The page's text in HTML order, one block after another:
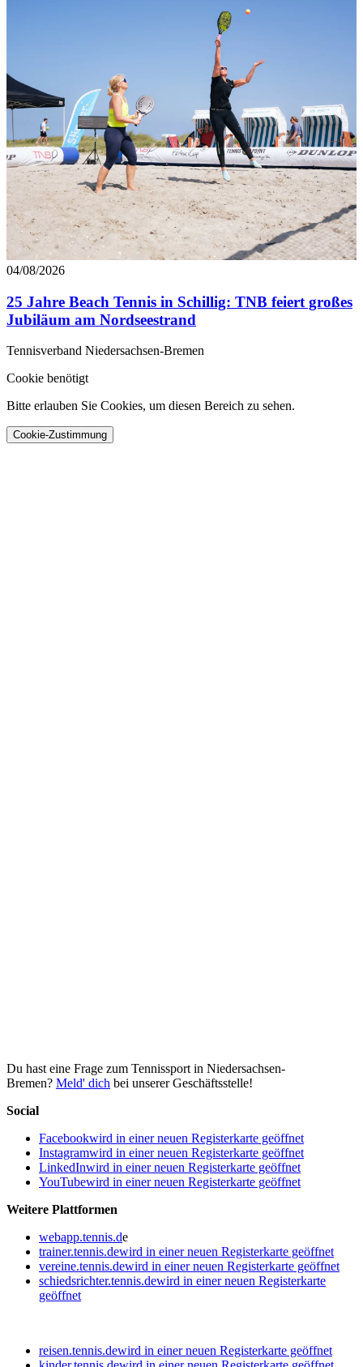
04/08/2026
25 Jahre Beach Tennis in Schillig: TNB feiert großes
Jubiläum am Nordseestrand
Tennisverband Niedersachsen-Bremen
Cookie benötigt
Bitte erlauben Sie Cookies, um diesen Bereich zu sehen.
Cookie-Zustimmung
Du hast eine Frage zum Tennissport in Niedersachsen-
Bremen? Meld' dich bei unserer Geschäftsstelle!
Social
Facebookwird in einer neuen Registerkarte geöffnet
Instagramwird in einer neuen Registerkarte geöffnet
LinkedInwird in einer neuen Registerkarte geöffnet
YouTubewird in einer neuen Registerkarte geöffnet
Weitere Plattformen
webapp.tennis.de
trainer.tennis.dewird in einer neuen Registerkarte geöffnet
vereine.tennis.dewird in einer neuen Registerkarte geöffnet
schiedsrichter.tennis.dewird in einer neuen Registerkarte
geöffnet
reisen.tennis.dewird in einer neuen Registerkarte geöffnet